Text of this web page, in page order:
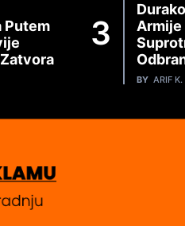
Putem
Armije
BY ARIF K.